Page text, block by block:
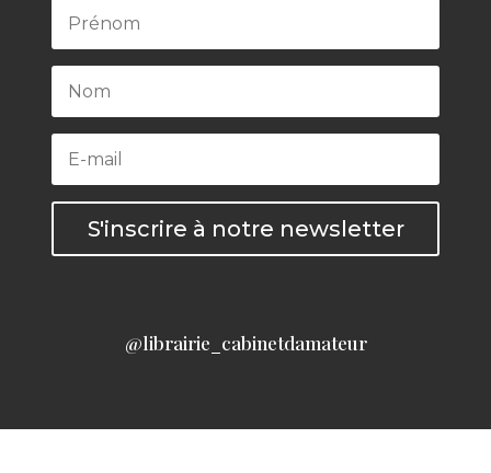
S'inscrire à notre newsletter
@librairie_cabinetdamateur